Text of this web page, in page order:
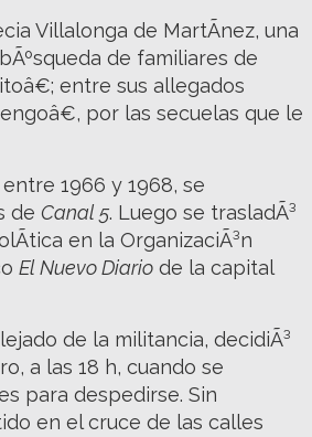
Villalonga de MartÃ­nez, una
de familiares de
entre sus allegados
por las secuelas que le
1966 y 1968, se
de Canal 5. Luego se trasladÃ³
en la OrganizaciÃ³n
El Nuevo Diario de la capital
de la militancia, decidiÃ³
a las 18 h, cuando se
para despedirse. Sin
en el cruce de las calles